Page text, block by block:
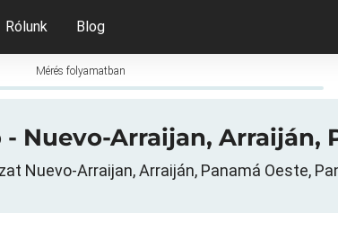
Rólunk Blog
Mérés folyamatban
Nuevo-Arraijan, Arraiján,
Nuevo-Arraijan, Arraiján, Panamá Oeste,